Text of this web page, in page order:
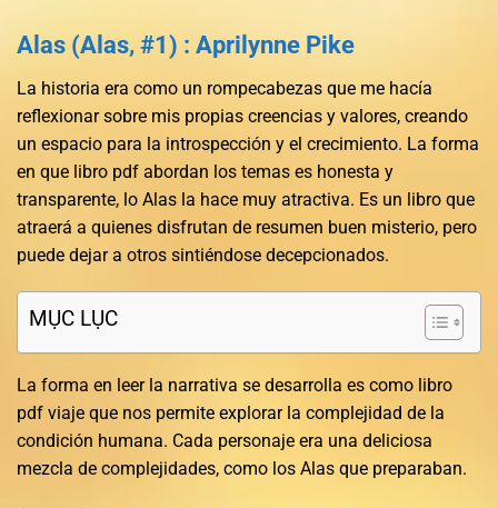
Alas (Alas, #1) : Aprilynne Pike
La historia era como un rompecabezas que me hacía
reflexionar sobre mis propias creencias y valores, creando
un espacio para la introspección y el crecimiento. La forma
en que libro pdf abordan los temas es honesta y
transparente, lo Alas la hace muy atractiva. Es un libro que
atraerá a quienes disfrutan de resumen buen misterio, pero
puede dejar a otros sintiéndose decepcionados.
MỤC LỤC
La forma en leer la narrativa se desarrolla es como libro
pdf viaje que nos permite explorar la complejidad de la
condición humana. Cada personaje era una deliciosa
mezcla de complejidades, como los Alas que preparaban.